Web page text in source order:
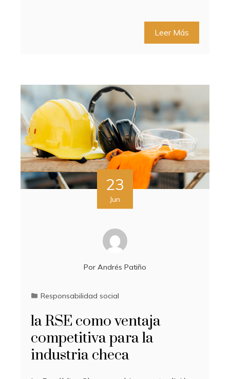
Leer Más
23
Jun
Por Andrés Patiño
Responsabilidad social
la RSE como ventaja
competitiva para la
industria checa